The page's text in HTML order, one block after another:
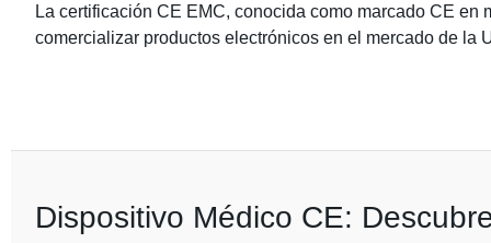
La certificación CE EMC, conocida como marcado CE
comercializar productos electrónicos en el mercado de la
Dispositivo Médico CE: